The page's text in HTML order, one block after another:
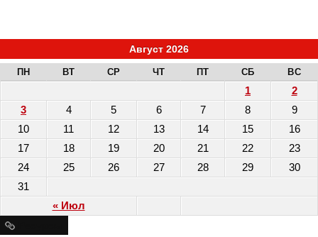
Август 2026
ПН ВТ СР ЧТ ПТ СБ ВС
« Июл
1
2
3
4 5 6 7 8
9
10
11 12 13 14 15
16
17
18 19 20 21 22
23
24
25 26 27 28 29
30
31